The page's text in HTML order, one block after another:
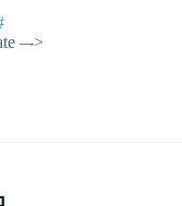
–->